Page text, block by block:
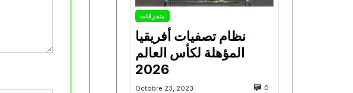
متفرقات
نظام تصفيات أفريقيا
المؤهلة لكأس العالم
2026
Octobre 23, 2023 0